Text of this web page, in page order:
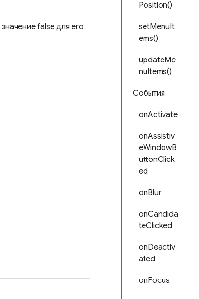
Position()
setMenuIt
ems()
updateMe
nuItems()
События
onActivate
onAssistiv
eWindowB
uttonClick
ed
onBlur
onCandida
teClicked
onDeactiv
ated
onFocus
false для его